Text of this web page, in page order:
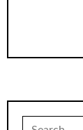
Search